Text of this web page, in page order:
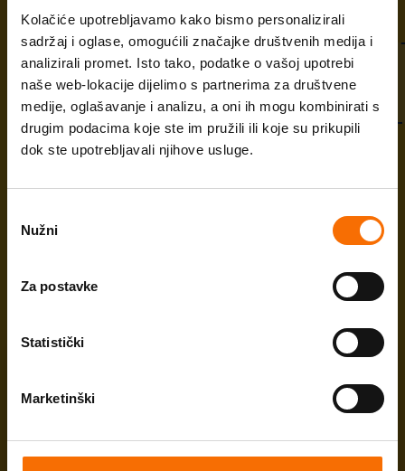
Kolačiće upotrebljavamo kako bismo personalizirali
sadržaj i oglase, omogućili značajke društvenih medija i
analizirali promet. Isto tako, podatke o vašoj upotrebi
naše web-lokacije dijelimo s partnerima za društvene
medije, oglašavanje i analizu, a oni ih mogu kombinirati s
drugim podacima koje ste im pružili ili koje su prikupili
dok ste upotrebljavali njihove usluge.
pristanka
Nužni
Za postavke
Statistički
Marketinški
Škola optimističnog roditeljstva
Probudi optimizam
Program za optimizam
Videosavjeti
Vaše optimistične
U redu je biti sasvim svoj
Budi svoj, jer samo tada ćeš imati prave prijatelje oko